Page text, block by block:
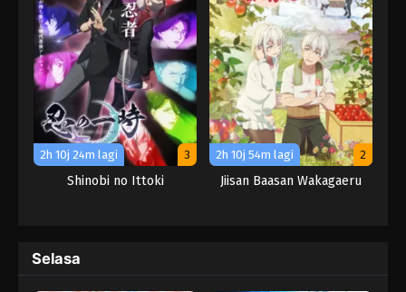
2h 10j 24m lagi 3
Shinobi no Ittoki
2h 10j 54m lagi 2
Jiisan Baasan Wakagaeru
Selasa